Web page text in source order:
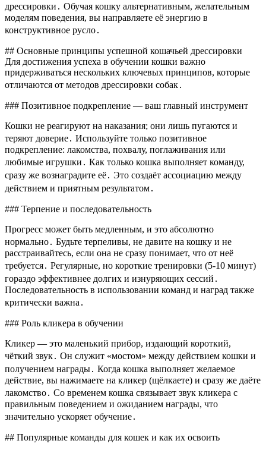
дрессировки․ Обучая кошку альтернативным, желательным
моделям поведения, вы направляете её энергию в
конструктивное русло․
## Основные принципы успешной кошачьей дрессировки
Для достижения успеха в обучении кошки важно
придерживаться нескольких ключевых принципов, которые
отличаются от методов дрессировки собак․
### Позитивное подкрепление — ваш главный инструмент
Кошки не реагируют на наказания; они лишь пугаются и
теряют доверие․ Используйте только позитивное
подкрепление: лакомства, похвалу, поглаживания или
любимые игрушки․ Как только кошка выполняет команду,
сразу же вознаградите её․ Это создаёт ассоциацию между
действием и приятным результатом․
### Терпение и последовательность
Прогресс может быть медленным, и это абсолютно
нормально․ Будьте терпеливы, не давите на кошку и не
расстраивайтесь, если она не сразу понимает, что от неё
требуется․ Регулярные, но короткие тренировки (5-10 минут)
гораздо эффективнее долгих и изнуряющих сессий․
Последовательность в использовании команд и наград также
критически важна․
### Роль кликера в обучении
Кликер — это маленький прибор, издающий короткий,
чёткий звук․ Он служит «мостом» между действием кошки и
получением награды․ Когда кошка выполняет желаемое
действие, вы нажимаете на кликер (щёлкаете) и сразу же даёте
лакомство․ Со временем кошка связывает звук кликера с
правильным поведением и ожиданием награды, что
значительно ускоряет обучение․
## Популярные команды для кошек и как их освоить